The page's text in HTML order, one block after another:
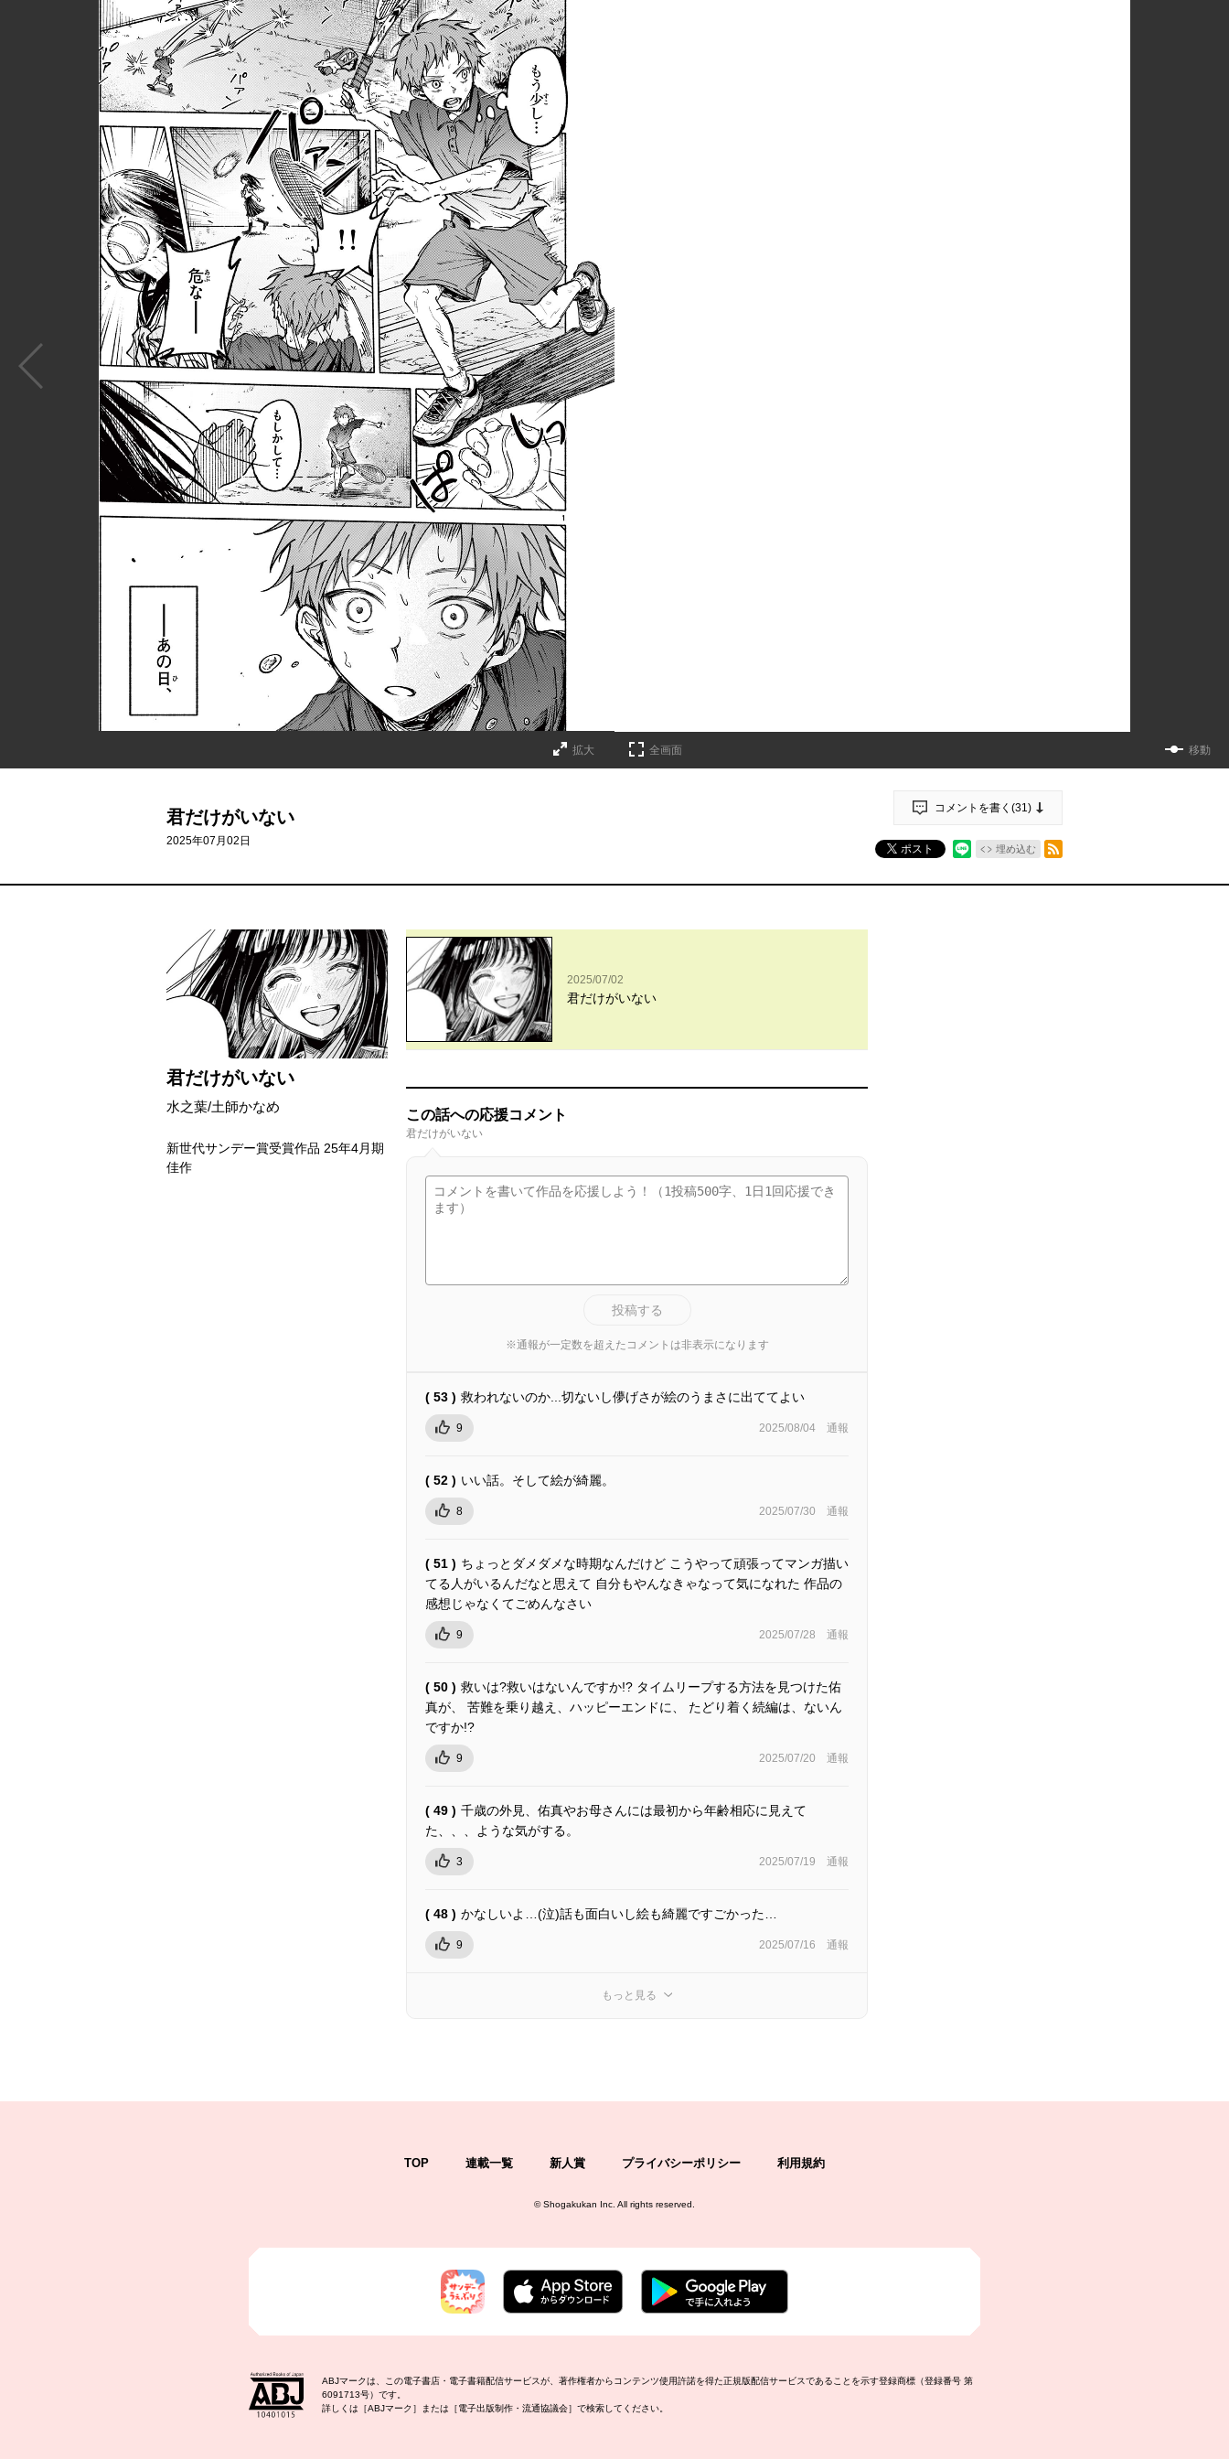
拡大 全画面 移動
君だけがいない
2025年07月02日
コメントを書く(31)
ポスト 埋め込む
君だけがいない
水之葉/土師かなめ
新世代サンデー賞受賞作品 25年4月期
佳作
2025/07/02
君だけがいない
この話への応援コメント
君だけがいない
投稿する
※通報が一定数を超えたコメントは非表示になります
( 53 ) 救われないのか...切ないし儚げさが絵のうまさに出ててよい
9 2025/08/04 通報
( 52 ) いい話。そして絵が綺麗。
8 2025/07/30 通報
( 51 ) ちょっとダメダメな時期なんだけど こうやって頑張ってマンガ描い
てる人がいるんだなと思えて 自分もやんなきゃなって気になれた 作品の
感想じゃなくてごめんなさい
9 2025/07/28 通報
( 50 ) 救いは?救いはないんですか!? タイムリープする方法を見つけた佑
真が、 苦難を乗り越え、ハッピーエンドに、 たどり着く続編は、ないん
ですか!?
9 2025/07/20 通報
( 49 ) 千歳の外見、佑真やお母さんには最初から年齢相応に見えて
た、、、ような気がする。
3 2025/07/19 通報
( 48 ) かなしいよ…(泣)話も面白いし絵も綺麗ですごかった…
9 2025/07/16 通報
もっと見る
TOP 連載一覧 新人賞 プライバシーポリシー 利用規約
©Shogakukan Inc. All rights reserved.
ABJマークは、この電子書店・電子書籍配信サービスが、著作権者からコンテンツ使用許諾を得た正規版配信サービスであることを示す登録商標（登録番号 第
6091713号）です。
詳しくは［ABJマーク］または［電子出版制作・流通協議会］で検索してください。